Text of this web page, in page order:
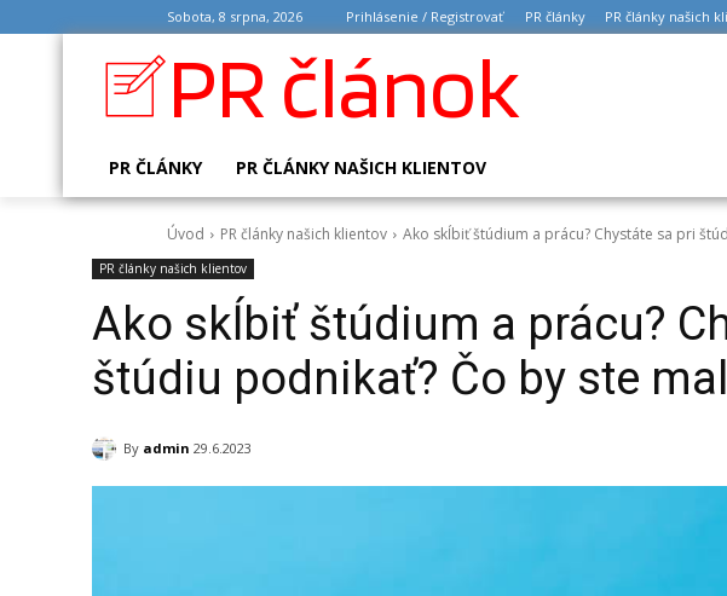
Sobota, 8 srpna, 2026 Prihlásenie / Registrovať PR články PR články našich
PR článok
PR ČLÁNKY PR ČLÁNKY NAŠICH KLIENTOV
Úvod PR články našich klientov Ako skĺbiť štúdium a prácu? Chystáte sa pri
PR články našich klientov
Ako skĺbiť štúdium a prácu?
štúdiu podnikať? Čo by ste
By admin 29.6.2023